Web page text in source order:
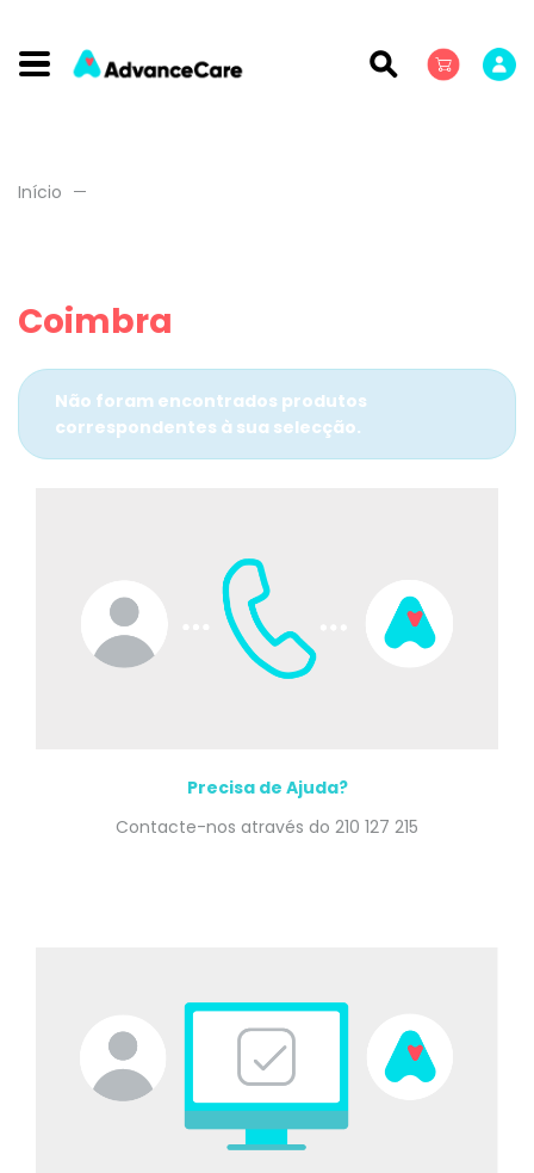
Início
Coimbra
Não foram encontrados produtos
correspondentes à sua selecção.
Precisa de Ajuda?
Contacte-nos através do 210 127 215